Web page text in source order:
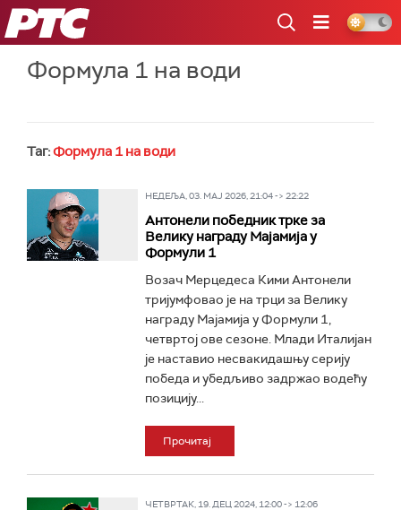
РТС
Формула 1 на води
Таг:Формула 1 на води
НЕДЕЉА, 03. МАЈ 2026, 21:04 -> 22:22
Антонели победник трке за
Велику награду Мајамија у
Формули 1
Возач Мерцедеса Кими Антонели
тријумфовао је на трци за Велику
награду Мајамија у Формули 1,
четвртој ове сезоне. Млади Италијан
је наставио несвакидашњу серију
победа и убедљиво задржао водећу
позицију...
Прочитај
ЧЕТВРТАК, 19. ДЕЦ 2024, 12:00 -> 12:06